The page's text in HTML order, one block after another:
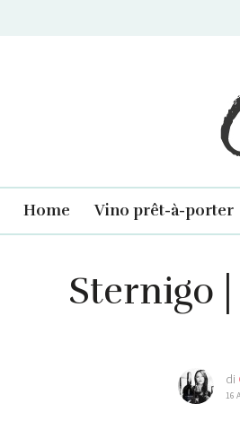
Home Vino prêt-à-porter
Sternigo
di
16